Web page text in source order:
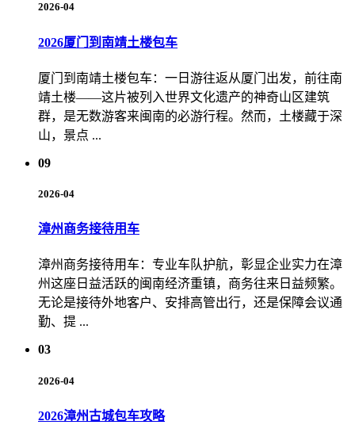
2026-04
2026厦门到南靖土楼包车
厦门到南靖土楼包车：一日游往返从厦门出发，前往南
靖土楼——这片被列入世界文化遗产的神奇山区建筑
群，是无数游客来闽南的必游行程。然而，土楼藏于深
山，景点 ...
09
2026-04
漳州商务接待用车
漳州商务接待用车：专业车队护航，彰显企业实力在漳
州这座日益活跃的闽南经济重镇，商务往来日益频繁。
无论是接待外地客户、安排高管出行，还是保障会议通
勤、提 ...
03
2026-04
2026漳州古城包车攻略